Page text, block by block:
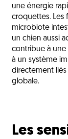
une énergie
croquettes. Les
microbiote
un chien aussi
contribue à une
à un système
directement liés
globale.
Les